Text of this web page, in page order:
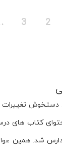
2
3
دستخوش
کتاب های
شد. همین